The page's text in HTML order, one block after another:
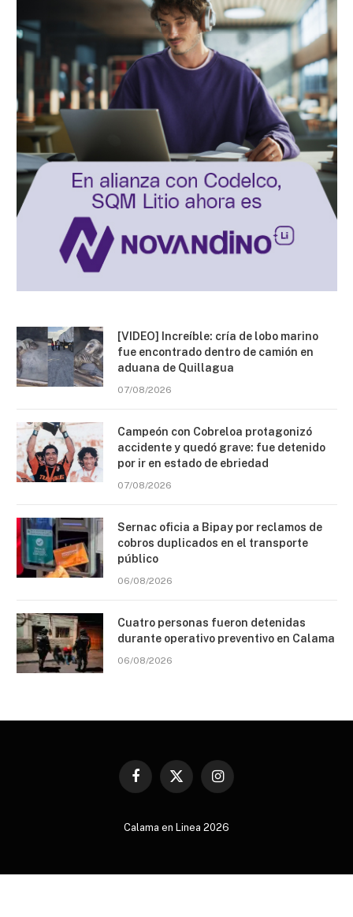
[VIDEO] Increíble: cría de lobo marino
fue encontrado dentro de camión en
aduana de Quillagua
07/08/2026
Campeón con Cobreloa protagonizó
accidente y quedó grave: fue detenido
por ir en estado de ebriedad
07/08/2026
Sernac oficia a Bipay por reclamos de
cobros duplicados en el transporte
público
06/08/2026
Cuatro personas fueron detenidas
durante operativo preventivo en Calama
06/08/2026
Facebook
X
Instagram
Calama en Linea 2026